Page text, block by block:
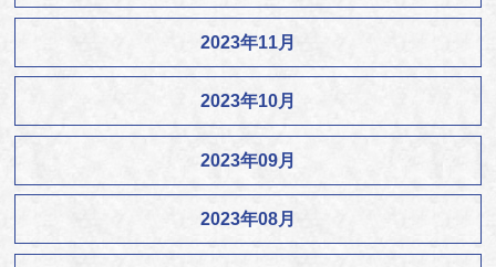
2023年11月
2023年10月
2023年09月
2023年08月